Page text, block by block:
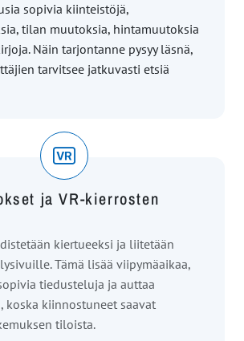
sopivia kiinteistöjä,
tilan muutoksia, hintamuutoksia
Näin tarjontanne pysyy läsnä,
tarvitsee jatkuvasti etsiä
ja VR-kierrosten
kiertueeksi ja liitetään
Tämä lisää viipymäaikaa,
tiedusteluja ja auttaa
koska kiinnostuneet saavat
tiloista.